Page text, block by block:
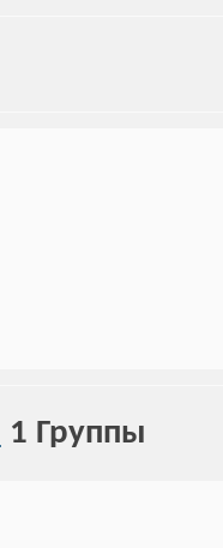
1 Группы